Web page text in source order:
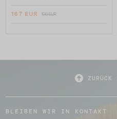
167 EUR 196 EUR
ZURÜCK
BLEIBEN WIR IN KONTAKT